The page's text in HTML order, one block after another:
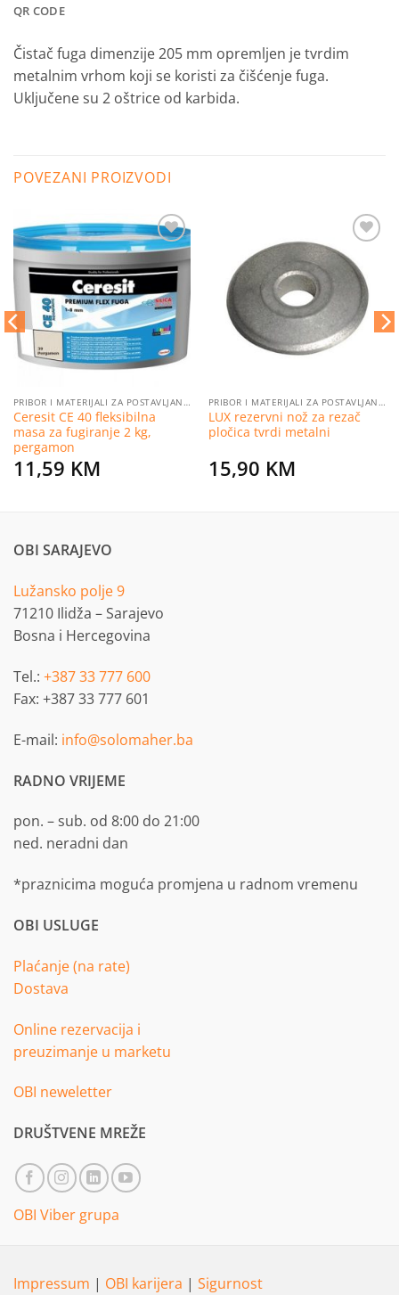
QR CODE
Čistač fuga dimenzije 205 mm opremljen je tvrdim
metalnim vrhom koji se koristi za čišćenje fuga.
Uključene su 2 oštrice od karbida.
POVEZANI PROIZVODI
Dodaj
na
listu
želja
PRIBOR I MATERIJALI ZA POSTAVLJANJE PLOČICA
Ceresit CE 40 fleksibilna
masa za fugiranje 2 kg,
pergamon
11,59 KM
Dodaj
na
listu
želja
PRIBOR I MATERIJALI ZA POSTAVLJANJE PLOČICA
LUX rezervni nož za rezač
pločica tvrdi metalni
15,90 KM
OBI SARAJEVO
Lužansko polje 9
71210 Ilidža – Sarajevo
Bosna i Hercegovina
Tel.: +387 33 777 600
Fax: +387 33 777 601
E-mail: info@solomaher.ba
RADNO VRIJEME
pon. – sub. od 8:00 do 21:00
ned. neradni dan
*praznicima moguća promjena u radnom vremenu
OBI USLUGE
Plaćanje (na rate)
Dostava
Online rezervacija i
preuzimanje u marketu
OBI neweletter
DRUŠTVENE MREŽE
OBI Viber grupa
Impressum | OBI karijera | Sigurnost